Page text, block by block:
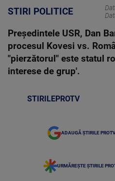
STIRI POLITICE
Preşedintele USR, Dan
procesul Kovesi vs.
"pierzătorul" este statul
interese de grup'.
STIRILEPROTV
ADAUGĂ ȘTIRILE
URMĂREȘTE ȘTIRILE